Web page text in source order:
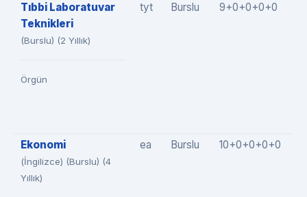
Tıbbi Laboratuvar
Teknikleri
(Burslu) (2 Yıllık)
Örgün
tyt Burslu 9+0+0+0+0
Ekonomi
(İngilizce) (Burslu) (4
Yıllık)
ea Burslu 10+0+0+0+0